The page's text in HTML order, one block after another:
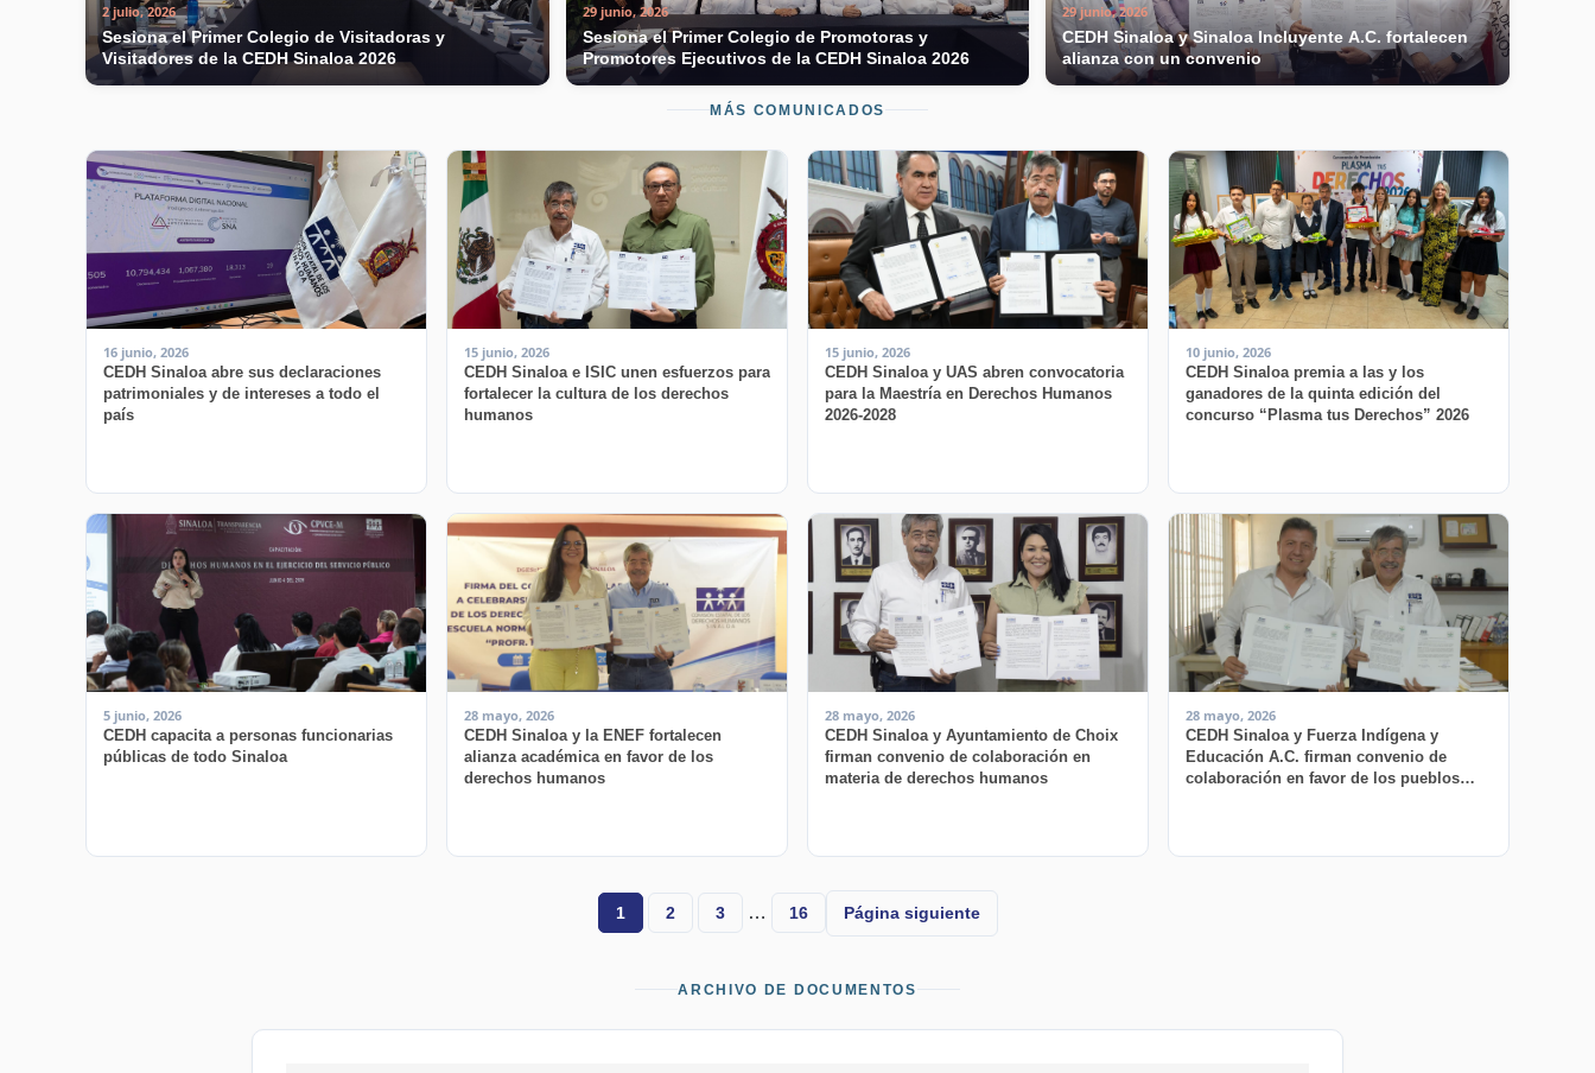
2 julio, 2026
Sesiona el Primer Colegio de Visitadoras y
Visitadores de la CEDH Sinaloa 2026
29 junio, 2026
Sesiona el Primer Colegio de Promotoras y
Promotores Ejecutivos de la CEDH Sinaloa 2026
29 junio, 2026
CEDH Sinaloa y Sinaloa Incluyente A.C. fortalecen
alianza con un convenio
MÁS COMUNICADOS
16 junio, 2026
CEDH Sinaloa abre sus declaraciones
patrimoniales y de intereses a todo el
país
15 junio, 2026
CEDH Sinaloa e ISIC unen esfuerzos para
fortalecer la cultura de los derechos
humanos
15 junio, 2026
CEDH Sinaloa y UAS abren convocatoria
para la Maestría en Derechos Humanos
2026-2028
10 junio, 2026
CEDH Sinaloa premia a las y los
ganadores de la quinta edición del
concurso “Plasma tus Derechos” 2026
5 junio, 2026
CEDH capacita a personas funcionarias
públicas de todo Sinaloa
28 mayo, 2026
CEDH Sinaloa y la ENEF fortalecen
alianza académica en favor de los
derechos humanos
28 mayo, 2026
CEDH Sinaloa y Ayuntamiento de Choix
firman convenio de colaboración en
materia de derechos humanos
28 mayo, 2026
CEDH Sinaloa y Fuerza Indígena y
Educación A.C. firman convenio de
colaboración en favor de los pueblos
1 2 3 … 16 Página siguiente
ARCHIVO DE DOCUMENTOS